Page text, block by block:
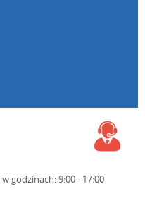
w godzinach: 9:00 - 17:00